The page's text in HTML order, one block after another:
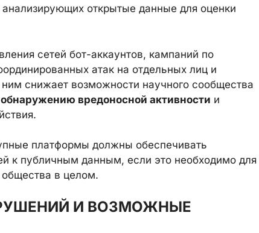
открытые данные для оценки
сетей бот-аккаунтов, кампаний по
атак на отдельных лиц и
снижает возможности научного сообщества
вредоносной активности и
платформы должны обеспечивать
к публичным данным, если это необходимо для
общества в целом.
И ВОЗМОЖНЫЕ